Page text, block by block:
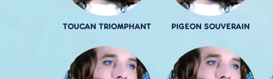
TOUCAN TRIOMPHANT PIGEON SOUVERAIN